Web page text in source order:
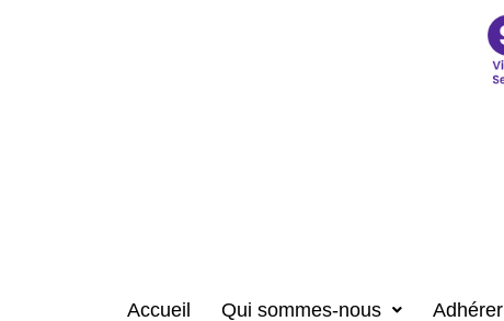
Accueil Qui sommes-nous Adhérer